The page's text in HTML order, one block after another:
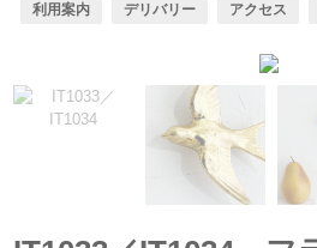
利用案内
デリバリー アクセス